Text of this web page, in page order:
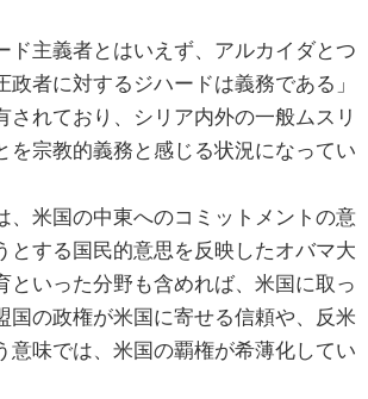
主義者とはいえず、アルカイダとつ
者に対するジハードは義務である」
れており、シリア内外の一般ムスリ
宗教的義務と感じる状況になってい
、米国の中東へのコミットメントの意
する国民的意思を反映したオバマ大
いった分野も含めれば、米国に取っ
の政権が米国に寄せる信頼や、反米
味では、米国の覇権が希薄化してい